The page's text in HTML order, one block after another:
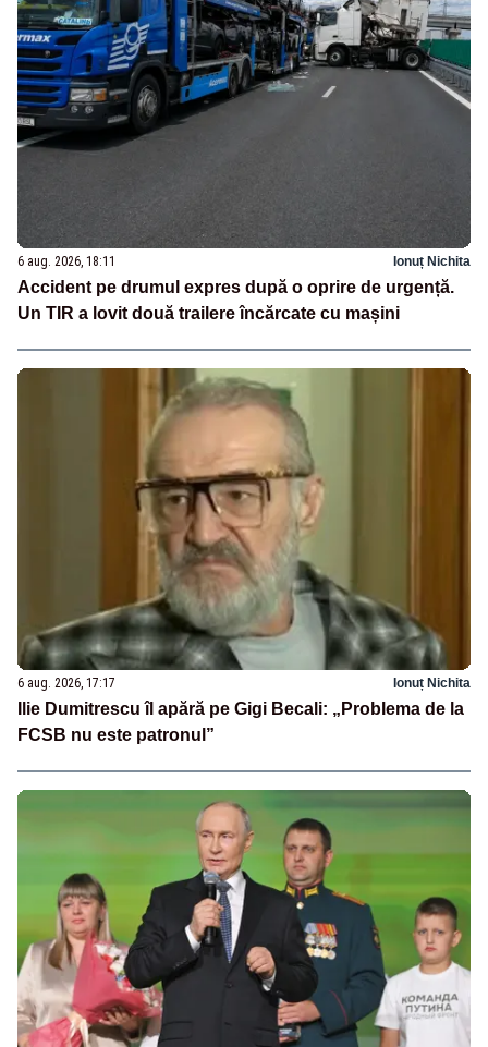
6 aug. 2026, 18:11 Ionuț Nichita
Accident pe drumul expres după o oprire de urgență.
Un TIR a lovit două trailere încărcate cu mașini
6 aug. 2026, 17:17 Ionuț Nichita
Ilie Dumitrescu îl apără pe Gigi Becali: „Problema de la
FCSB nu este patronul”